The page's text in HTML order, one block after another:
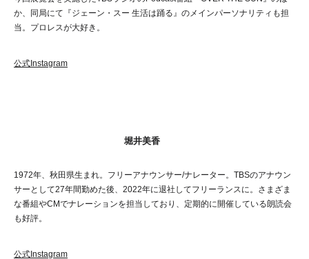
か、同局にて『ジェーン・スー 生活は踊る』のメインパーソナリティも担
当。プロレスが大好き。
公式Instagram
堀井美香
1972年、秋田県生まれ。フリーアナウンサー/ナレーター。TBSのアナウン
サーとして27年間勤めた後、2022年に退社してフリーランスに。さまざま
な番組やCMでナレーションを担当しており、定期的に開催している朗読会
も好評。
公式Instagram